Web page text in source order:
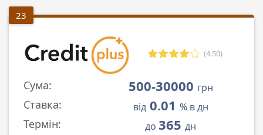
23
(4.50)
Сума: 500-30000 грн
Ставка: від0.01 % в дн
Термін: до 365 дн